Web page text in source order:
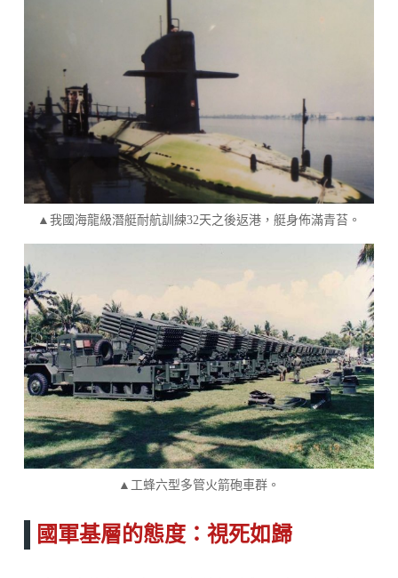
▲我國海龍級潛艇耐航訓練32天之後返港，艇身佈滿青苔。
▲工蜂六型多管火箭砲車群。
國軍基層的態度：視死如歸